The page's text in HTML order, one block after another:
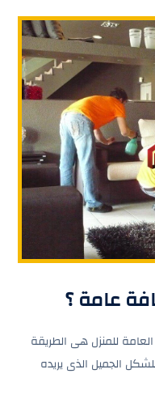
عامة ؟
للمنزل هى الطريقة
الجميل الذى يريده